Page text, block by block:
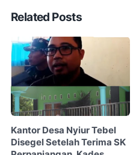
Related Posts
Kantor Desa Nyiur Tebel
Disegel Setelah Terima SK